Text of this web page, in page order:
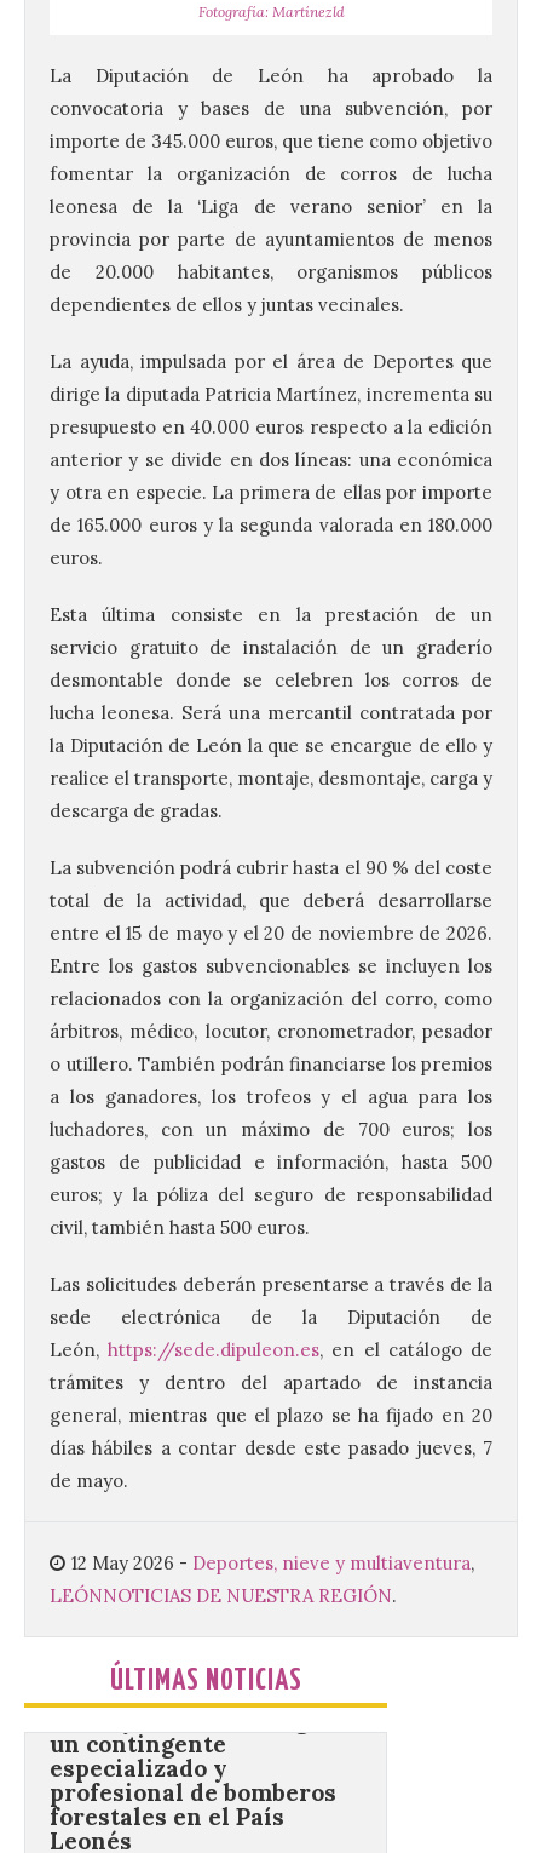
Fotografía: Martínezld
La Diputación de León ha aprobado la
convocatoria y bases de una subvención, por
importe de 345.000 euros, que tiene como objetivo
fomentar la organización de corros de lucha
leonesa de la ‘Liga de verano senior’ en la
provincia por parte de ayuntamientos de menos
de 20.000 habitantes, organismos públicos
dependientes de ellos y juntas vecinales.
La ayuda, impulsada por el área de Deportes que
dirige la diputada Patricia Martínez, incrementa su
presupuesto en 40.000 euros respecto a la edición
anterior y se divide en dos líneas: una económica
y otra en especie. La primera de ellas por importe
de 165.000 euros y la segunda valorada en 180.000
euros.
Esta última consiste en la prestación de un
servicio gratuito de instalación de un graderío
desmontable donde se celebren los corros de
lucha leonesa. Será una mercantil contratada por
la Diputación de León la que se encargue de ello y
realice el transporte, montaje, desmontaje, carga y
descarga de gradas.
La subvención podrá cubrir hasta el 90 % del coste
total de la actividad, que deberá desarrollarse
entre el 15 de mayo y el 20 de noviembre de 2026.
Entre los gastos subvencionables se incluyen los
relacionados con la organización del corro, como
árbitros, médico, locutor, cronometrador, pesador
o utillero. También podrán financiarse los premios
a los ganadores, los trofeos y el agua para los
luchadores, con un máximo de 700 euros; los
gastos de publicidad e información, hasta 500
euros; y la póliza del seguro de responsabilidad
civil, también hasta 500 euros.
Las solicitudes deberán presentarse a través de la
sede electrónica de la Diputación de
León,https://sede.dipuleon.es, en el catálogo de
trámites y dentro del apartado de instancia
general, mientras que el plazo se ha fijado en 20
días hábiles a contar desde este pasado jueves, 7
de mayo.
12 May 2026 - Deportes, nieve y multiaventura,
LEÓNNOTICIAS DE NUESTRA REGIÓN.
ÚLTIMAS NOTICIAS
La UPSA impulsa la
creación musical con el I
Concurso Internacional de
Composición Coral Sacra
8 Ago 2026
Este certamen,
promovido por el Instituto
Universitario de Música
Sacra de la Universidad
(UPSA), premiará composiciones
podrán presentarse hasta el 30 de
noviembre. La Universidad, a […]
Conceyu vuelve a exigir
un contingente
profesional de bomberos
forestales en el País
Leonés
8 Ago 2026